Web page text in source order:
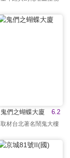
6.2
鬼們之蝴蝶大廈
取材台北著名鬧鬼大樓